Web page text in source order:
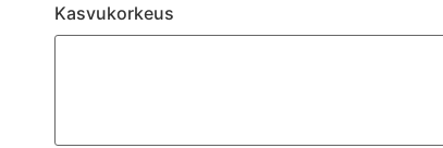
Kasvukorkeus